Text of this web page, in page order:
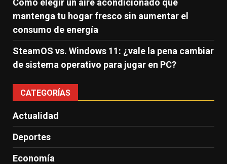
Cómo elegir un aire acondicionado que
mantenga tu hogar fresco sin aumentar el
consumo de energía
SteamOS vs. Windows 11: ¿vale la pena cambiar
de sistema operativo para jugar en PC?
CATEGORÍAS
Actualidad
Deportes
Economía